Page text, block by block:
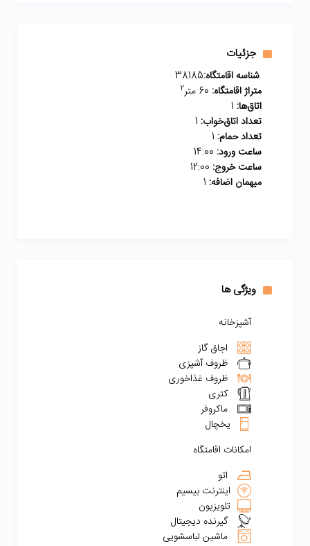
جزئیات
شناسه اقامتگاه:38185
متراژ اقامتگاه:
2
اتاق‌ها:
تعداد اتاق‌خواب:
تعداد حمام:
ساعت ورود:
ساعت خروج:
میهمان اضافه:
ویژگی ها
آشپزخانه
اجاق گاز
ظروف آشپزی
ظروف غذاخوری
کتری
ماکروفر
یخچال
امکانات اقامتگاه
اتو
اینترنت بیسیم
تلویزیون
گیرنده دیجیتال
ماشین لباسشویی